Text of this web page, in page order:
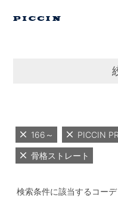
166～ PICCIN
骨格ストレート
検索条件に該当するコー